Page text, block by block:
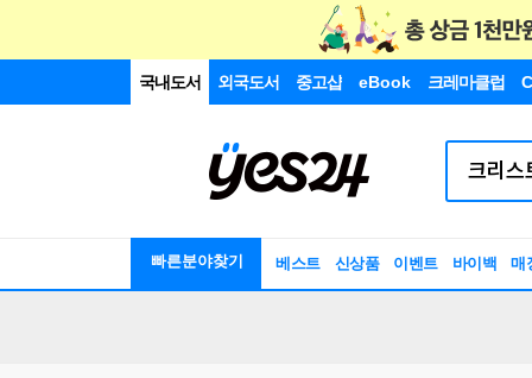
국내도서 외국도서 중고샵 eBook 크레마클럽
빠른분야찾기 베스트 신상품 이벤트 바이백 매